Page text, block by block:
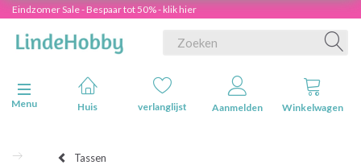
Eindzomer Sale - Bespaar tot 50% - klik hier
Navigatie in-/uitschakelen
Menu
Huis verlanglijst Aanmelden Winkelwagen
Tassen